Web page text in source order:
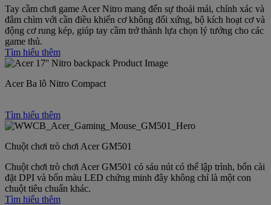
Tay cầm chơi game Acer Nitro mang đến sự thoải mái, chính xác và
đắm chìm với cần điều khiển cơ không đối xứng, bộ kích hoạt cơ và
động cơ rung kép, giúp tay cầm trở thành lựa chọn lý tưởng cho các
game thủ.
Tìm hiểu thêm
Acer Ba lô Nitro Compact
Tìm hiểu thêm
Chuột chơi trò chơi Acer GM501
Chuột chơi trò chơi Acer GM501 có sáu nút có thể lập trình, bốn cài
đặt DPI và bốn màu LED chứng minh đây không chỉ là một con
chuột tiêu chuẩn khác.
Tìm hiểu thêm